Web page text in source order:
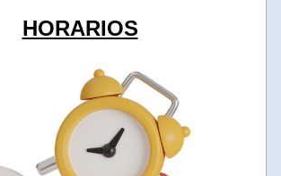
HORARIOS